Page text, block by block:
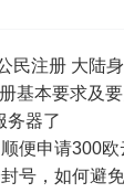
民注册 大陆
基本要求及
务器了
便申请300
号，如何避